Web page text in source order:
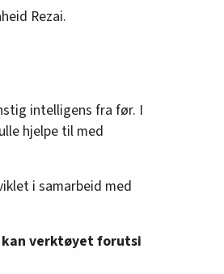
Rezai.
intelligens fra før. I
hjelpe til med
i samarbeid med
verktøyet forutsi